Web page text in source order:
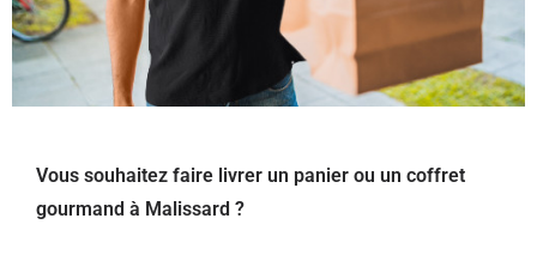
Vous souhaitez faire livrer un panier ou un coffret
gourmand à Malissard ?